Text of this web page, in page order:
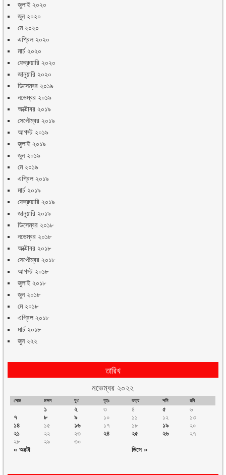
জুলাই ২০২০
জুন ২০২০
মে ২০২০
এপ্রিল ২০২০
মার্চ ২০২০
ফেব্রুয়ারি ২০২০
জানুয়ারি ২০২০
ডিসেম্বর ২০১৯
নভেম্বর ২০১৯
অক্টোবর ২০১৯
সেপ্টেম্বর ২০১৯
আগস্ট ২০১৯
জুলাই ২০১৯
জুন ২০১৯
মে ২০১৯
এপ্রিল ২০১৯
মার্চ ২০১৯
ফেব্রুয়ারি ২০১৯
জানুয়ারি ২০১৯
ডিসেম্বর ২০১৮
নভেম্বর ২০১৮
অক্টোবর ২০১৮
সেপ্টেম্বর ২০১৮
আগস্ট ২০১৮
জুলাই ২০১৮
জুন ২০১৮
মে ২০১৮
এপ্রিল ২০১৮
মার্চ ২০১৮
জুন ২২২
তারিখ
নভেম্বর ২০২২
সোম মঙ্গল বুধ বৃহঃ শুক্র শনি রবি
« অক্টো ডিসে »
১ ২ ৩ ৪ ৫
৬
৭
৮ ৯ ১০ ১১ ১২
১৩
১৪
১৫ ১৬ ১৭ ১৮ ১৯
২০
২১
২২ ২৩ ২৪ ২৫ ২৬
২৭
২৮
২৯ ৩০